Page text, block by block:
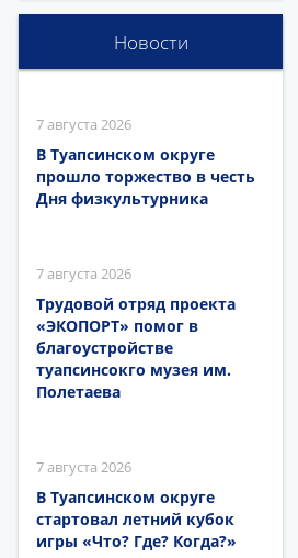
Новости
7 августа 2026
В Туапсинском округе
прошло торжество в честь
Дня физкультурника
7 августа 2026
Трудовой отряд проекта
«ЭКОПОРТ» помог в
благоустройстве
туапсинсокго музея им.
Полетаева
7 августа 2026
В Туапсинском округе
стартовал летний кубок
игры «Что? Где? Когда?»